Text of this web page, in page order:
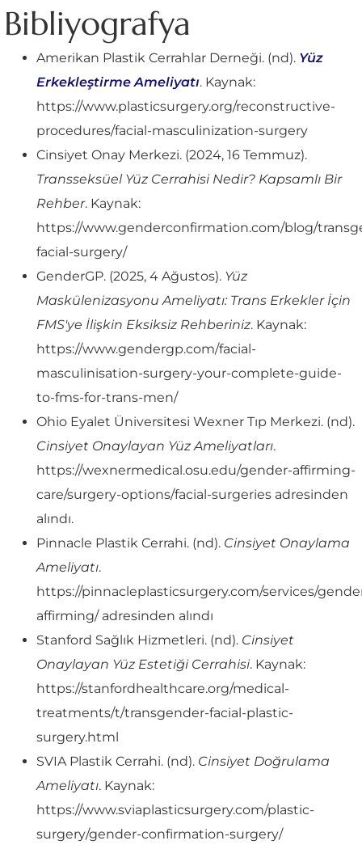
Bibliyografya
Amerikan Plastik Cerrahlar Derneği. (nd). Yüz
Erkekleştirme Ameliyatı. Kaynak:
https://www.plasticsurgery.org/reconstructive-
procedures/facial-masculinization-surgery
Cinsiyet Onay Merkezi. (2024, 16 Temmuz).
Transseksüel Yüz Cerrahisi Nedir? Kapsamlı Bir
Rehber. Kaynak:
https://www.genderconfirmation.com/blog/
facial-surgery/
GenderGP. (2025, 4 Ağustos). Yüz
Maskülenizasyonu Ameliyatı: Trans Erkekler İçin
FMS'ye İlişkin Eksiksiz Rehberiniz. Kaynak:
https://www.gendergp.com/facial-
masculinisation-surgery-your-complete-guide-
to-fms-for-trans-men/
Ohio Eyalet Üniversitesi Wexner Tıp Merkezi. (nd).
Cinsiyet Onaylayan Yüz Ameliyatları.
https://wexnermedical.osu.edu/gender-affirming-
care/surgery-options/facial-surgeries adresinden
alındı.
Pinnacle Plastik Cerrahi. (nd). Cinsiyet Onaylama
Ameliyatı.
https://pinnacleplasticsurgery.com/services/
affirming/ adresinden alındı
Stanford Sağlık Hizmetleri. (nd). Cinsiyet
Onaylayan Yüz Estetiği Cerrahisi. Kaynak:
https://stanfordhealthcare.org/medical-
treatments/t/transgender-facial-plastic-
surgery.html
SVIA Plastik Cerrahi. (nd). Cinsiyet Doğrulama
Ameliyatı. Kaynak:
https://www.sviaplasticsurgery.com/plastic-
surgery/gender-confirmation-surgery/